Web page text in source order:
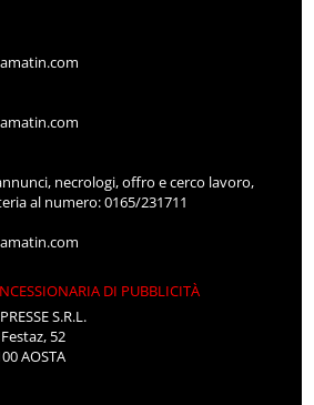
necrologi, offro e cerco lavoro,
al numero: 0165/231711
DI PUBBLICITÀ
S.R.L.
52
AOSTA